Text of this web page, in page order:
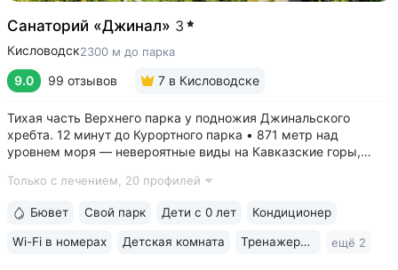
Санаторий «Джинал» 3
Кисловодск2300 м до парка
9.0 99 отзывов 7 в Кисловодске
Тихая часть Верхнего парка у подножия Джинальского
хребта. 12 минут до Курортного парка • 871 метр над
уровнем моря ­— невероятные виды на Кавказские горы,
расположены лучшие смотровые площадки Кисловодска •
Только с лечением, 20 профилей
Бювет Свой парк Дети с 0 лет Кондиционер
Wi-Fi в номерах Детская комната Тренажерный зал ещё 2